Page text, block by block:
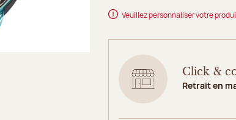
Veuillez personnaliser votre
Click &
Retrait en